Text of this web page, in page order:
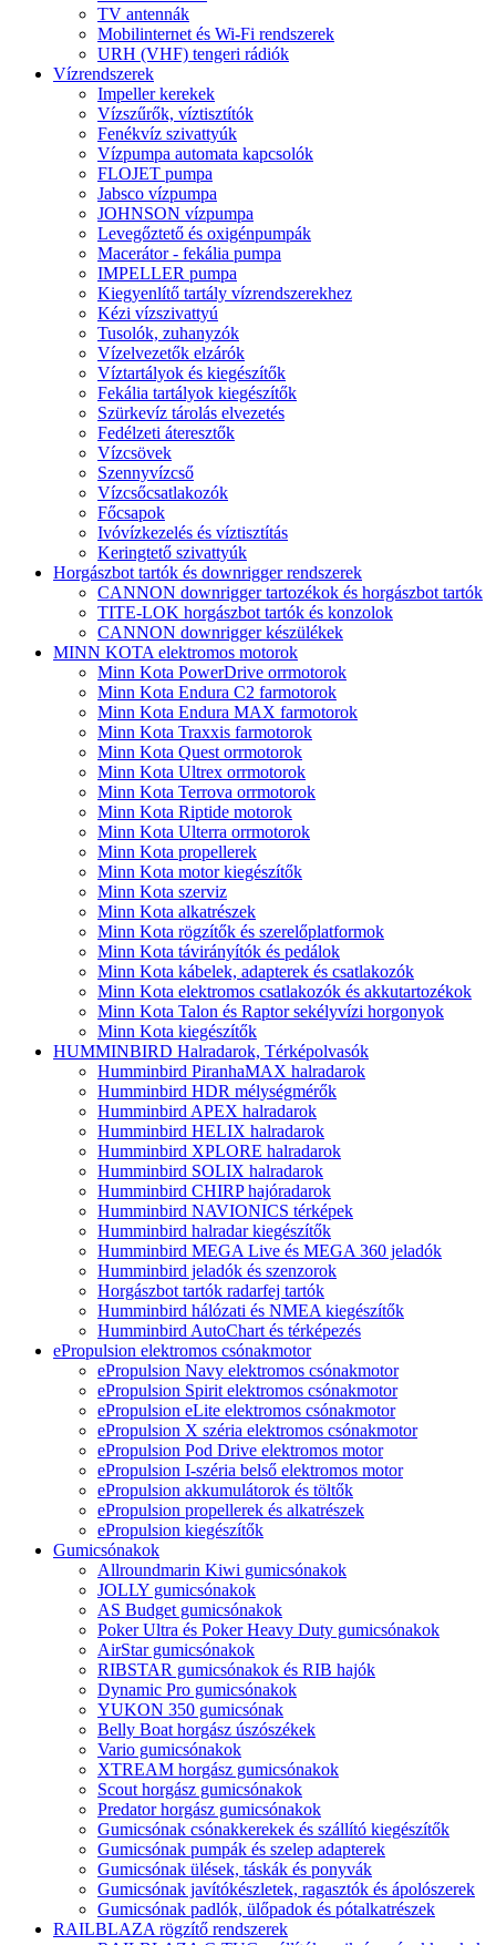
TV antennák
Mobilinternet és Wi-Fi rendszerek
URH (VHF) tengeri rádiók
Vízrendszerek
Impeller kerekek
Vízszűrők, víztisztítók
Fenékvíz szivattyúk
Vízpumpa automata kapcsolók
FLOJET pumpa
Jabsco vízpumpa
JOHNSON vízpumpa
Levegőztető és oxigénpumpák
Macerátor - fekália pumpa
IMPELLER pumpa
Kiegyenlítő tartály vízrendszerekhez
Kézi vízszivattyú
Tusolók, zuhanyzók
Vízelvezetők elzárók
Víztartályok és kiegészítők
Fekália tartályok kiegészítők
Szürkevíz tárolás elvezetés
Fedélzeti áteresztők
Vízcsövek
Szennyvízcső
Vízcsőcsatlakozók
Főcsapok
Ivóvízkezelés és víztisztítás
Keringtető szivattyúk
Horgászbot tartók és downrigger rendszerek
CANNON downrigger tartozékok és horgászbot tartók
TITE-LOK horgászbot tartók és konzolok
CANNON downrigger készülékek
MINN KOTA elektromos motorok
Minn Kota PowerDrive orrmotorok
Minn Kota Endura C2 farmotorok
Minn Kota Endura MAX farmotorok
Minn Kota Traxxis farmotorok
Minn Kota Quest orrmotorok
Minn Kota Ultrex orrmotorok
Minn Kota Terrova orrmotorok
Minn Kota Riptide motorok
Minn Kota Ulterra orrmotorok
Minn Kota propellerek
Minn Kota motor kiegészítők
Minn Kota szerviz
Minn Kota alkatrészek
Minn Kota rögzítők és szerelőplatformok
Minn Kota távirányítók és pedálok
Minn Kota kábelek, adapterek és csatlakozók
Minn Kota elektromos csatlakozók és akkutartozékok
Minn Kota Talon és Raptor sekélyvízi horgonyok
Minn Kota kiegészítők
HUMMINBIRD Halradarok, Térképolvasók
Humminbird PiranhaMAX halradarok
Humminbird HDR mélységmérők
Humminbird APEX halradarok
Humminbird HELIX halradarok
Humminbird XPLORE halradarok
Humminbird SOLIX halradarok
Humminbird CHIRP hajóradarok
Humminbird NAVIONICS térképek
Humminbird halradar kiegészítők
Humminbird MEGA Live és MEGA 360 jeladók
Humminbird jeladók és szenzorok
Horgászbot tartók radarfej tartók
Humminbird hálózati és NMEA kiegészítők
Humminbird AutoChart és térképezés
ePropulsion elektromos csónakmotor
ePropulsion Navy elektromos csónakmotor
ePropulsion Spirit elektromos csónakmotor
ePropulsion eLite elektromos csónakmotor
ePropulsion X széria elektromos csónakmotor
ePropulsion Pod Drive elektromos motor
ePropulsion I-széria belső elektromos motor
ePropulsion akkumulátorok és töltők
ePropulsion propellerek és alkatrészek
ePropulsion kiegészítők
Gumicsónakok
Allroundmarin Kiwi gumicsónakok
JOLLY gumicsónakok
AS Budget gumicsónakok
Poker Ultra és Poker Heavy Duty gumicsónakok
AirStar gumicsónakok
RIBSTAR gumicsónakok és RIB hajók
Dynamic Pro gumicsónakok
YUKON 350 gumicsónak
Belly Boat horgász úszószékek
Vario gumicsónakok
XTREAM horgász gumicsónakok
Scout horgász gumicsónakok
Predator horgász gumicsónakok
Gumicsónak csónakkerekek és szállító kiegészítők
Gumicsónak pumpák és szelep adapterek
Gumicsónak ülések, táskák és ponyvák
Gumicsónak javítókészletek, ragasztók és ápolószerek
Gumicsónak padlók, ülőpadok és pótalkatrészek
RAILBLAZA rögzítő rendszerek